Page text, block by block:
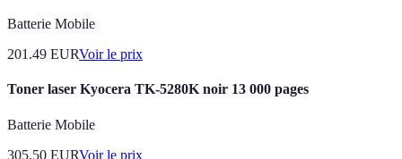
Batterie Mobile
201.49 EURVoir le prix
Toner laser Kyocera TK-5280K noir 13 000 pages
Batterie Mobile
305.50 EURVoir le prix